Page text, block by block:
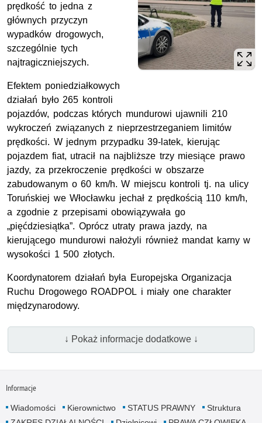
prędkość to jedna z
głównych przyczyn
wypadków drogowych,
szczególnie tych
najtragiczniejszych.
Efektem poniedziałkowych
działań było 265 kontroli
pojazdów, podczas których mundurowi ujawnili 210
wykroczeń związanych z nieprzestrzeganiem limitów
prędkości. W jednym przypadku 39-latek, kierując
pojazdem fiat, utracił na najbliższe trzy miesiące prawo
jazdy, za przekroczenie prędkości w obszarze
zabudowanym o 60 km/h. W miejscu kontroli tj. na ulicy
Toruńskiej we Włocławku jechał z prędkością 110 km/h,
a zgodnie z przepisami obowiązywała go
„pięćdziesiątka”. Oprócz utraty prawa jazdy, na
kierującego mundurowi nałożyli również mandat karny w
wysokości 1 500 złotych.
Koordynatorem działań była Europejska Organizacja
Ruchu Drogowego ROADPOL i miały one charakter
międzynarodowy.
↓ Pokaż informacje dodatkowe ↓
Informacje
Wiadomości Kierownictwo STATUS PRAWNY
Struktura